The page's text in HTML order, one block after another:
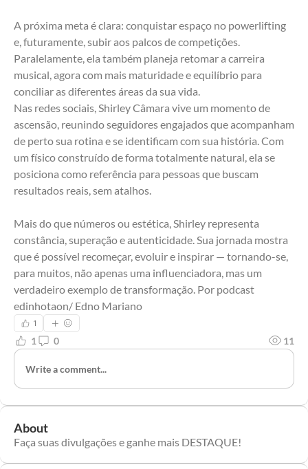
A próxima meta é clara: conquistar espaço no powerlifting
e, futuramente, subir aos palcos de competições.
Paralelamente, ela também planeja retomar a carreira
musical, agora com mais maturidade e equilíbrio para
conciliar as diferentes áreas da sua vida.
Nas redes sociais, Shirley Câmara vive um momento de
ascensão, reunindo seguidores engajados que acompanham
de perto sua rotina e se identificam com sua história. Com
um físico construído de forma totalmente natural, ela se
posiciona como referência para pessoas que buscam
resultados reais, sem atalhos.
Mais do que números ou estética, Shirley representa
constância, superação e autenticidade. Sua jornada mostra
que é possível recomeçar, evoluir e inspirar — tornando-se,
para muitos, não apenas uma influenciadora, mas um
verdadeiro exemplo de transformação. Por podcast
edinhotaon/ Edno Mariano
1
1 0 11
Write a comment...
About
Faça suas divulgações e ganhe mais DESTAQUE!